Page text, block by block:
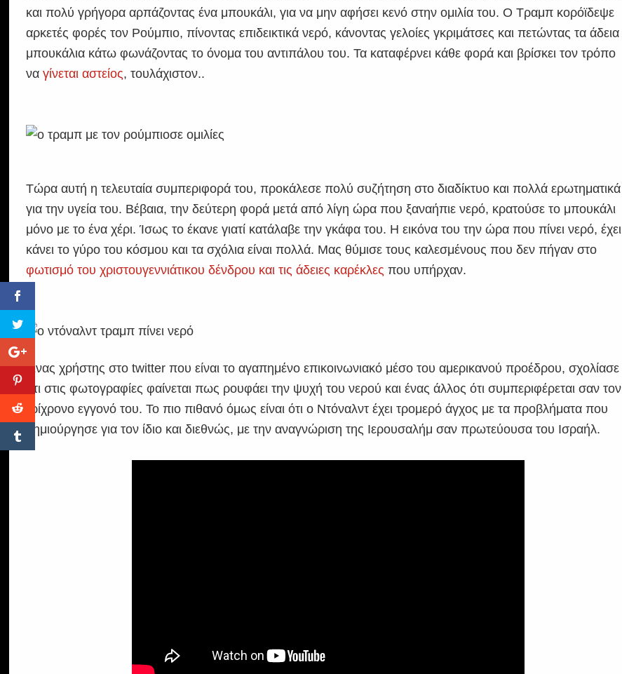
και πολύ γρήγορα αρπάζοντας ένα μπουκάλι, για να μην αφήσει κενό στην ομιλία του. Ο Τραμπ κορόϊδεψε
αρκετές φορές τον Ρούμπιο, πίνοντας επιδεικτικά νερό, κάνοντας γελοίες γκριμάτσες και πετώντας τα άδεια
μπουκάλια κάτω φωνάζοντας το όνομα του αντιπάλου του. Τα καταφέρνει κάθε φορά και βρίσκει τον τρόπο
ναγίνεται αστείος, τουλάχιστον..
Τώρα αυτή η τελευταία συμπεριφορά του, προκάλεσε πολύ συζήτηση στο διαδίκτυο και πολλά ερωτηματικά
για την υγεία του. Βέβαια, την δεύτερη φορά μετά από λίγη ώρα που ξαναήπιε νερό, κρατούσε το μπουκάλι
μόνο με το ένα χέρι. Ίσως το έκανε γιατί κατάλαβε την γκάφα του. Η εικόνα του την ώρα που πίνει νερό, έχει
κάνει το γύρο του κόσμου και τα σχόλια είναι πολλά. Μας θύμισε τους καλεσμένους που δεν πήγαν στο
φωτισμό του χριστουγεννιάτικου δένδρου και τις άδειες καρέκλες που υπήρχαν.
Ένας χρήστης στο twitter που είναι το αγαπημένο επικοινωνιακό μέσο του αμερικανού προέδρου, σχολίασε
ότι στις φωτογραφίες φαίνεται πως ρουφάει την ψυχή του νερού και ένας άλλος ότι συμπεριφέρεται σαν τον
τρίχρονο εγγονό του. Το πιο πιθανό όμως είναι ότι ο Ντόναλντ έχει τρομερό άγχος με τα προβλήματα που
δημιούργησε για τον ίδιο και διεθνώς, με την αναγνώριση της Ιερουσαλήμ σαν πρωτεύουσα του Ισραήλ.